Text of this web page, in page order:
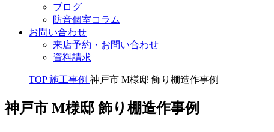
ブログ
防音個室コラム
お問い合わせ
来店予約・お問い合わせ
資料請求
TOP 施工事例 神戸市 M様邸 飾り棚造作事例
神戸市 M様邸 飾り棚造作事例